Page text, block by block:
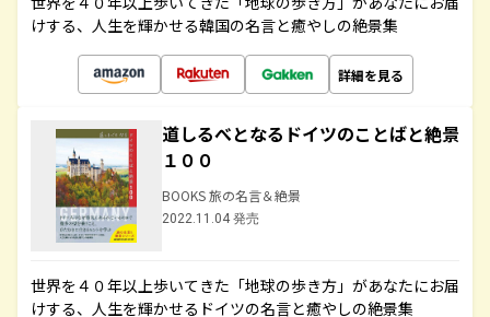
けする、人生を輝かせる韓国の名言と癒やしの絶景集
詳細を見る
道しるべとなるドイツのことばと絶景
１００
BOOKS 旅の名言＆絶景
2022.11.04 発売
世界を４０年以上歩いてきた「地球の歩き方」があなたにお届
けする、人生を輝かせるドイツの名言と癒やしの絶景集